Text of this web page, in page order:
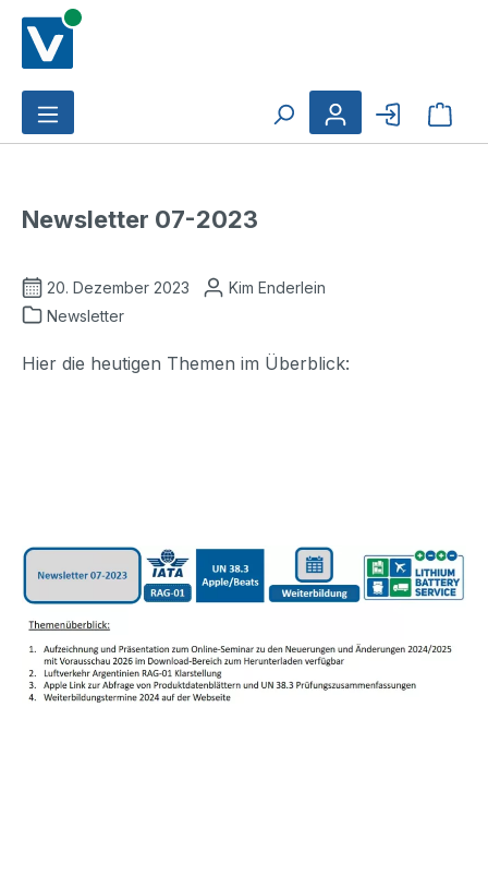
Zum Hauptinhalt springen
Newsletter 07-2023
20. Dezember 2023
Kim Enderlein
Newsletter
Hier die heutigen Themen im Überblick: